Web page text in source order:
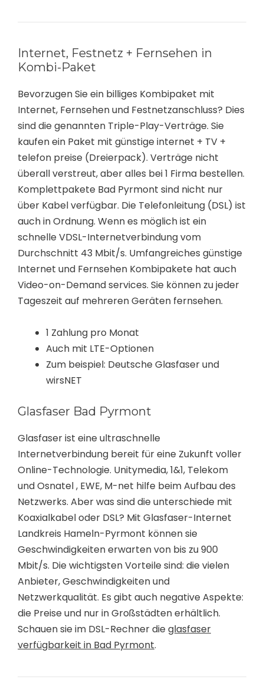
Internet, Festnetz + Fernsehen in
Kombi-Paket
Bevorzugen Sie ein billiges Kombipaket mit
Internet, Fernsehen und Festnetzanschluss? Dies
sind die genannten Triple-Play-Verträge. Sie
kaufen ein Paket mit günstige internet + TV +
telefon preise (Dreierpack). Verträge nicht
überall verstreut, aber alles bei 1 Firma bestellen.
Komplettpakete Bad Pyrmont sind nicht nur
über Kabel verfügbar. Die Telefonleitung (DSL) ist
auch in Ordnung. Wenn es möglich ist ein
schnelle VDSL-Internetverbindung vom
Durchschnitt 43 Mbit/s. Umfangreiches günstige
Internet und Fernsehen Kombipakete hat auch
Video-on-Demand services. Sie können zu jeder
Tageszeit auf mehreren Geräten fernsehen.
1 Zahlung pro Monat
Auch mit LTE-Optionen
Zum beispiel: Deutsche Glasfaser und
wirsNET
Glasfaser Bad Pyrmont
Glasfaser ist eine ultraschnelle
Internetverbindung bereit für eine Zukunft voller
Online-Technologie. Unitymedia, 1&1, Telekom
und Osnatel , EWE, M-net hilfe beim Aufbau des
Netzwerks. Aber was sind die unterschiede mit
Koaxialkabel oder DSL? Mit Glasfaser-Internet
Landkreis Hameln-Pyrmont können sie
Geschwindigkeiten erwarten von bis zu 900
Mbit/s. Die wichtigsten Vorteile sind: die vielen
Anbieter, Geschwindigkeiten und
Netzwerkqualität. Es gibt auch negative Aspekte:
die Preise und nur in Großstädten erhältlich.
Schauen sie im DSL-Rechner dieglasfaser
verfügbarkeit in Bad Pyrmont.